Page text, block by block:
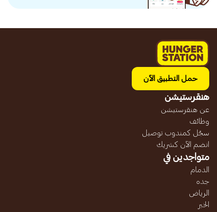
حمل التطبيق الآن
هنقرستيشن
عن هنقرستيشن
وظائف
سجّل كمندوب توصيل
انضم الآن كشريك
متواجدين في
الدمام
جده
الرياض
الخبر